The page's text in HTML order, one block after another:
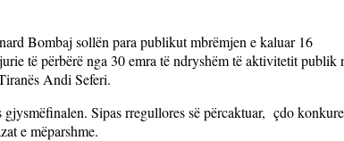
Bombaj sollën para publikut mbrëmjen e kaluar 16
të përbërë nga 30 emra të ndryshëm të aktivitetit publik
Andi Seferi.
Sipas rregullores së përcaktuar, çdo
e mëparshme.